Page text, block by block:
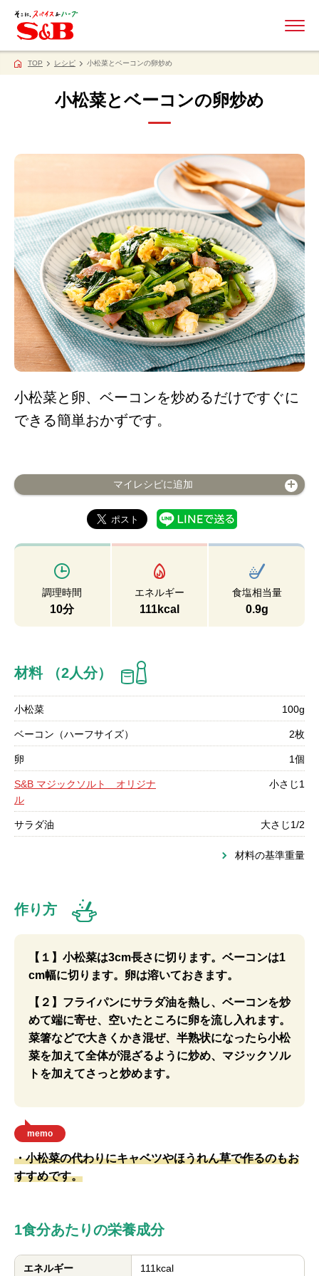
TOP レシピ 小松菜とベーコンの卵炒め
小松菜とベーコンの卵炒め
小松菜と卵、ベーコンを炒めるだけですぐに
できる簡単おかずです。
マイレシピに追加
調理時間
10分
エネルギー
111kcal
食塩相当量
0.9g
材料 （2人分）
小松菜 100g
ベーコン（ハーフサイズ） 2枚
卵 1個
S&B マジックソルト オリジナ
ル
小さじ1
サラダ油 大さじ1/2
材料の基準重量
作り方
【１】小松菜は3cm長さに切ります。ベーコンは1
cm幅に切ります。卵は溶いておきます。
【２】フライパンにサラダ油を熱し、ベーコンを炒
めて端に寄せ、空いたところに卵を流し入れます。
菜箸などで大きくかき混ぜ、半熟状になったら小松
菜を加えて全体が混ざるように炒め、マジックソル
トを加えてさっと炒めます。
memo
・小松菜の代わりにキャベツやほうれん草で作るのもお
すすめです。
1食分あたりの栄養成分
エネルギー 111kcal